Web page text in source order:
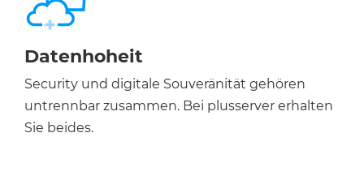
Datenhoheit
Security und digitale Souveränität gehören
untrennbar zusammen. Bei plusserver erhalten
Sie beides.